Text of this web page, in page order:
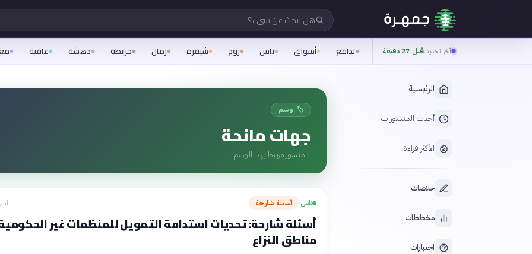
هل تبحث عن شيء؟
آخر تحديثقبل 27 دقيقة تدافع أسواق ناس روح شيفرة زمان خريطة دهشة عافية
الرئيسية
أحدث المنشورات
الأكثر قراءة
خلاصات
مخططات
اختبارات
🏷️ وسم
جهات مانحة
1 منشور مرتبط بهذا الوسم
ناس› أسئلة شارحة
أسئلة شارحة: تحديات استدامة التمويل للمنظمات غير
مناطق النزاع